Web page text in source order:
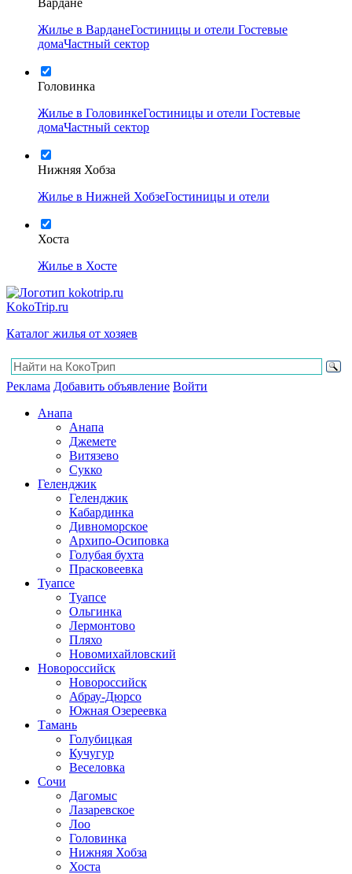
Жилье в ВарданеГостиницы и отели Гостевые
домаЧастный сектор
Головинка
Жилье в ГоловинкеГостиницы и отели Гостевые
домаЧастный сектор
Нижняя Хобза
Жилье в Нижней ХобзеГостиницы и отели
Хоста
Жилье в Хосте
KokoTrip.ru
Каталог жилья от хозяев
Реклама Добавить объявление Войти
Анапа
Анапа
Джемете
Витязево
Сукко
Геленджик
Геленджик
Кабардинка
Дивноморское
Архипо-Осиповка
Голубая бухта
Прасковеевка
Туапсе
Туапсе
Ольгинка
Лермонтово
Пляхо
Новомихайловский
Новороссийск
Новороссийск
Абрау-Дюрсо
Южная Озереевка
Тамань
Голубицкая
Кучугур
Веселовка
Сочи
Дагомыс
Лазаревское
Лоо
Головинка
Нижняя Хобза
Хоста